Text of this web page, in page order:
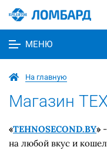
МЕНЮ
На главную
Магазин
«TEHNOSECOND.BY»
на любой вкус и